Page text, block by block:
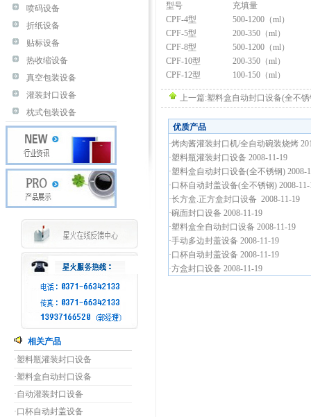
喷码设备
折纸设备
贴标设备
热收缩设备
真空包装设备
灌装封口设备
枕式包装设备
相关产品
·塑料瓶灌装封口设备
·塑料盒自动封口设备
·自动灌装封口设备
·口杯自动封盖设备
型号
充填量
CPF-4型
500-1200（ml）
CPF-5型
200-350（ml）
CPF-8型
500-1200（ml）
CPF-10型
200-350（ml）
CPF-12型
100-150（ml）
上一篇:塑料盒自动封口设备(全不
优质产品
·烤肉酱灌装封口机/全自动碗装烧烤
·塑料瓶灌装封口设备 2008-11-19
·塑料盒自动封口设备(全不锈钢) 2008-
·口杯自动封盖设备(全不锈钢) 2008-11-
·长方盒.正方盒封口设备 2008-11-19
·碗面封口设备 2008-11-19
·塑料盒全自动封口设备 2008-11-19
·手动多边封盖设备 2008-11-19
·口杯自动封盖设备 2008-11-19
·方盒封口设备 2008-11-19